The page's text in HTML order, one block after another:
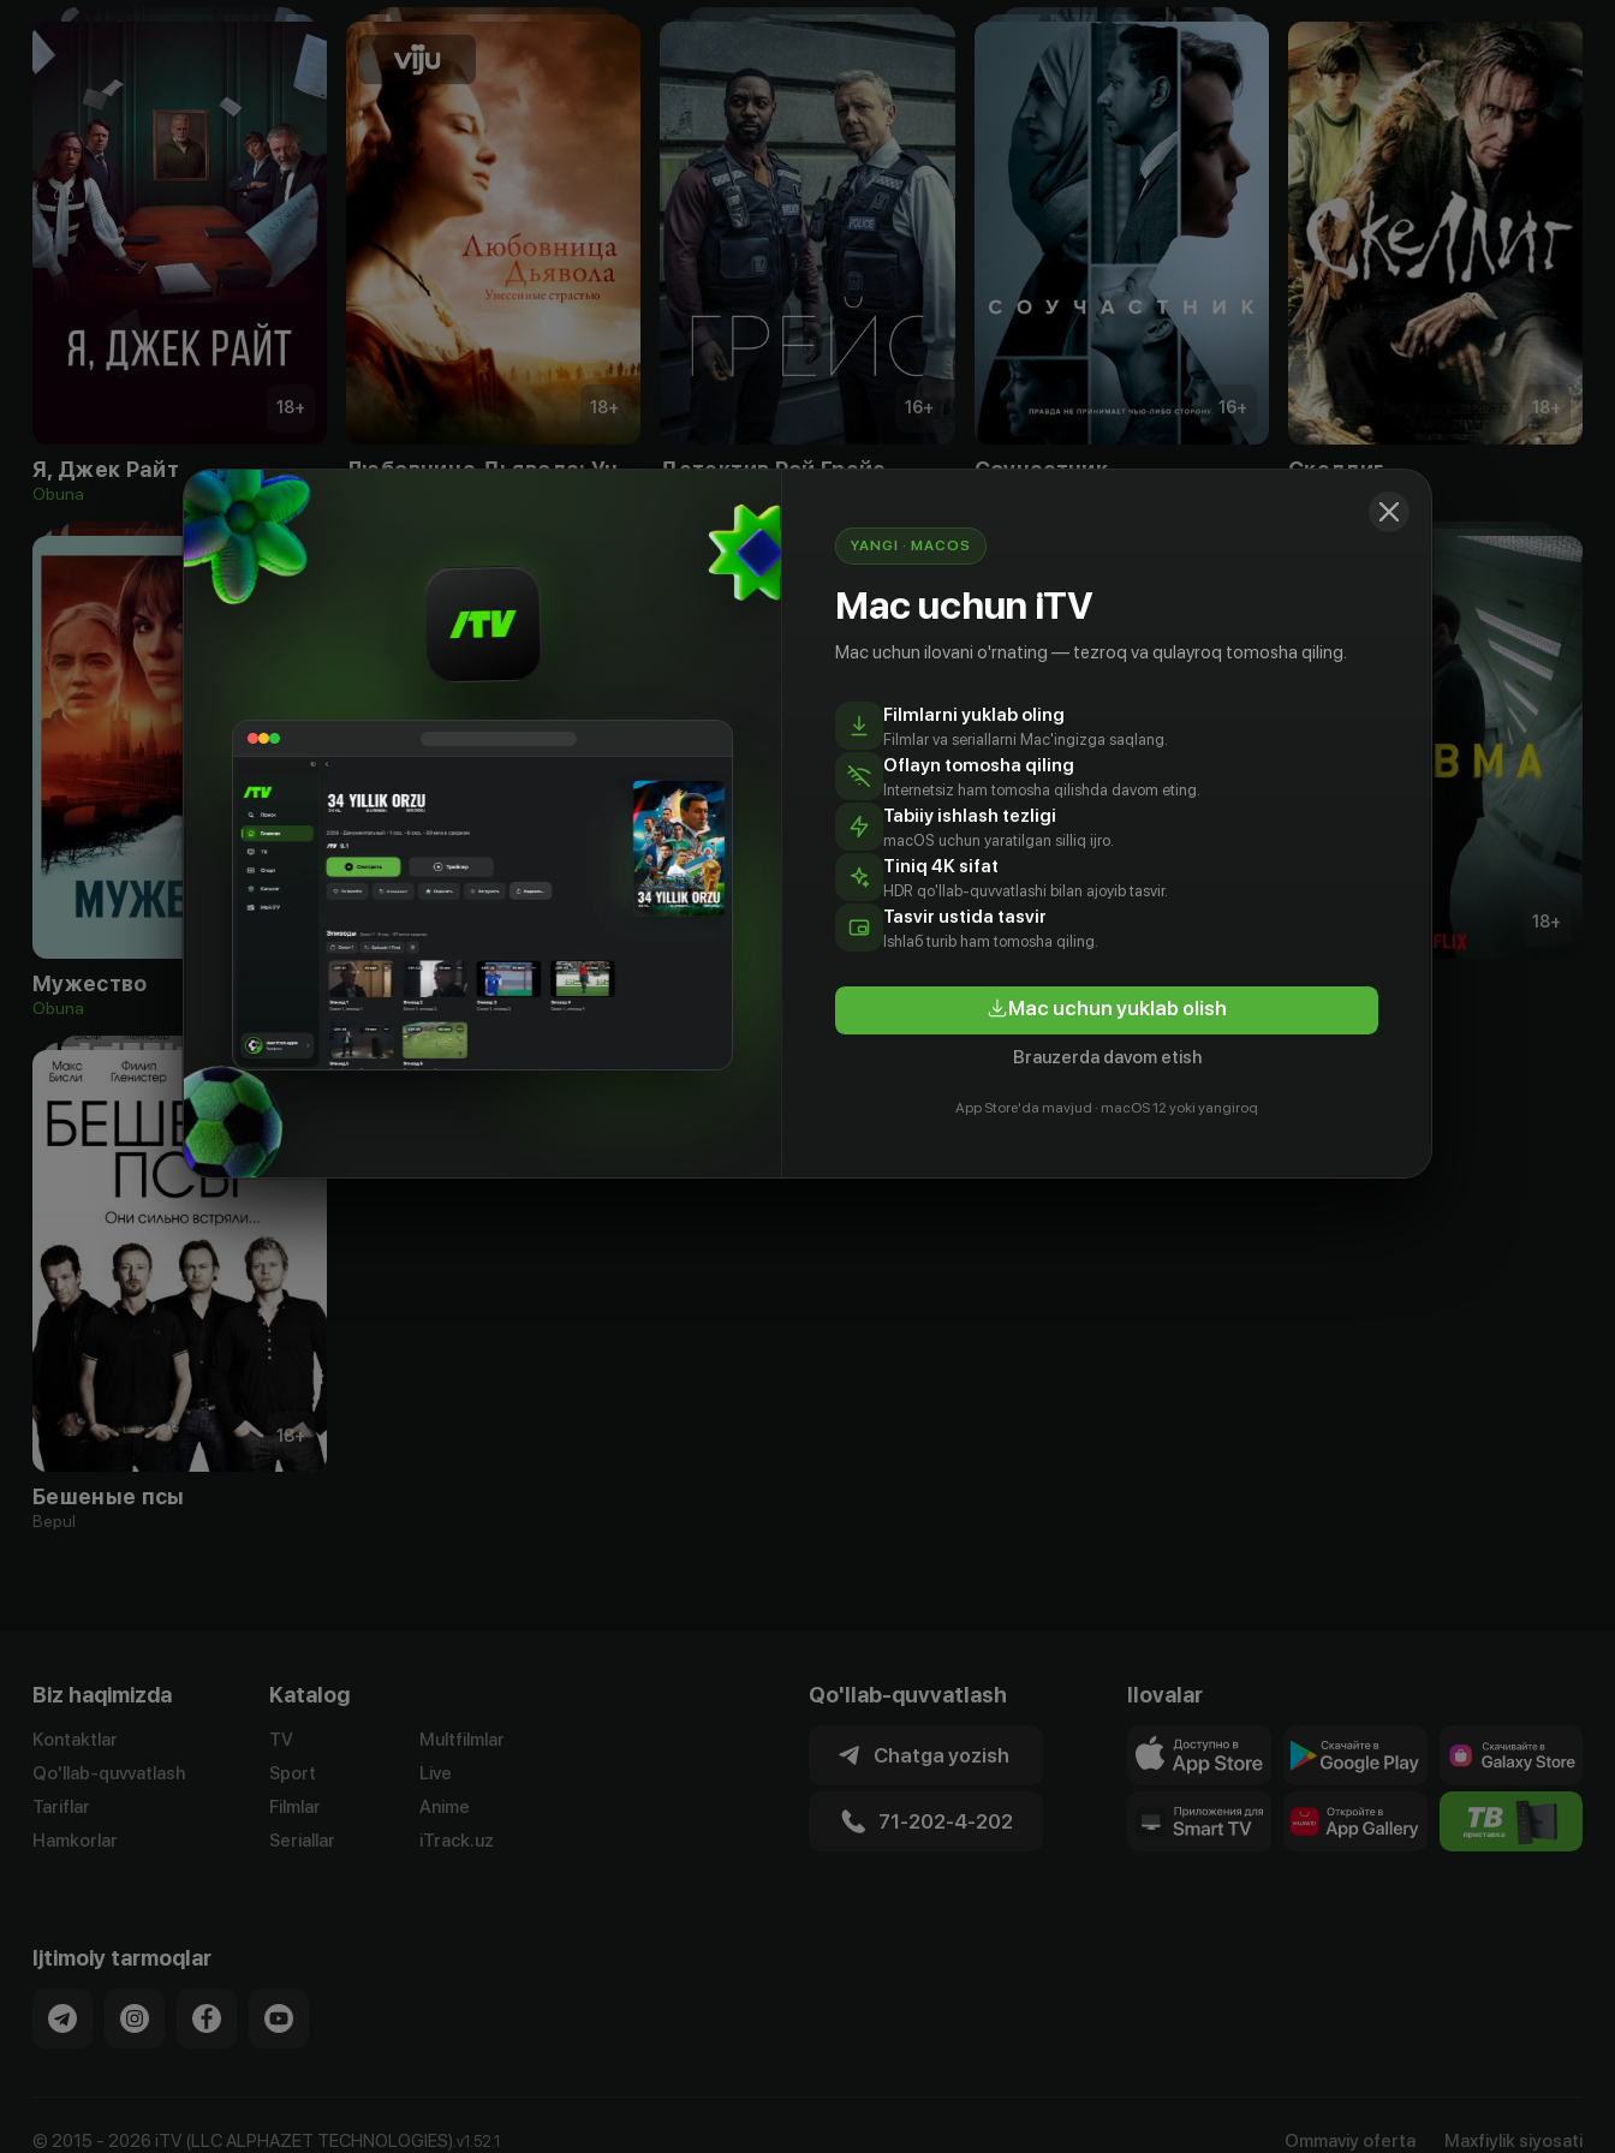
18+
Я, Джек Райт
Obuna
18+
Любовница Дьявола: Унесенные страстью
16+
Детектив Рой Грейс
16+
Соучастник
18+
Скеллиг
Мужество
Obuna
Жизнь на Марсе
Obuna
18+
Незнакомцы
Obuna
18+
Травма
18+
Бешеные псы
Bepul
Biz haqimizda
Kontaktlar
Qo'llab-quvvatlash
Tariflar
Hamkorlar
Katalog
TV
Sport
Filmlar
Seriallar
Multfilmlar
Live
Anime
iTrack.uz
Qo'llab-quvvatlash
Chatga yozish
71-202-4-202
Ilovalar
Ijtimoiy tarmoqlar
© 2015 - 2026 iTV (LLC ALPHAZET TECHNOLOGIES).v1.52.1 Ommaviy oferta Maxfiylik siyosati
YANGI · MACOS
Mac uchun iTV
Mac uchun ilovani o'rnating — tezroq va qulayroq tomosha qiling.
Filmlarni yuklab oling
Filmlar va seriallarni Mac'ingizga saqlang.
Oflayn tomosha qiling
Internetsiz ham tomosha qilishda davom eting.
Tabiiy ishlash tezligi
macOS uchun yaratilgan silliq ijro.
Tiniq 4K sifat
HDR qo'llab-quvvatlashi bilan ajoyib tasvir.
Tasvir ustida tasvir
Ishlаб turib ham tomosha qiling.
Mac uchun yuklab olish
Brauzerda davom etish
App Store'da mavjud · macOS 12 yoki yangiroq